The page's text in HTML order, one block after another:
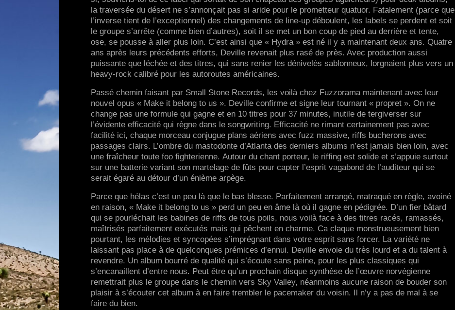
la traversée du désert ne s’annonçait pas si aride pour le prometteur quatuor. Fatalement (parce que
l’inverse tient de l’exceptionnel) des changements de line-up déboulent, les labels se perdent et soit
le groupe s’arrête (comme bien d’autres), soit il se met un bon coup de pied au derrière et tente,
ose, se pousse à aller plus loin. C’est ainsi que « Hydra » est né il y a maintenant deux ans. Quatre
ans après leurs précédents efforts, Deville revenait plus rasé de près. Avec production aussi
puissante que léchée et des titres, qui sans renier les dénivelés sablonneux, lorgnaient plus vers un
heavy-rock calibré pour les autoroutes américaines.
Passé chemin faisant par Small Stone Records, les voilà chez Fuzzorama maintenant avec leur
nouvel opus « Make it belong to us ». Deville confirme et signe leur tournant « propret ». On ne
change pas une formule qui gagne et en 10 titres pour 37 minutes, inutile de tergiverser sur
l’évidente efficacité qui règne dans le songwriting. Efficacité ne rimant certainement pas avec
facilité ici, chaque morceau conjugue plans aériens avec fuzz massive, riffs bucherons avec
passages clairs. L’ombre du mastodonte d’Atlanta des derniers albums n’est jamais bien loin, avec
une fraîcheur toute foo fighterienne. Autour du chant porteur, le riffing est solide et s’appuie surtout
sur une batterie variant son martelage de fûts pour capter l’esprit vagabond de l’auditeur qui se
serait égaré au détour d’un énième arpège.
Parce que hélas c’est un peu là que le bas blesse. Parfaitement arrangé, matraqué en règle, avoiné
en raison, « Make it belong to us » perd un peu en âme là où il gagne en pédigrée. D’un fier bâtard
qui se pourléchait les babines de riffs de tous poils, nous voilà face à des titres racés, ramassés,
maîtrisés parfaitement exécutés mais qui pêchent en charme. Ca claque monstrueusement bien
pourtant, les mélodies et syncopées s’imprégnant dans votre esprit sans forcer. La variété ne
laissant pas place à de quelconques prémices d’ennui. Deville envoie du très lourd et a du talent à
revendre. Un album bourré de qualité qui s’écoute sans peine, pour les plus classiques qui
s’encanaillent d’entre nous. Peut être qu’un prochain disque synthèse de l’œuvre norvégienne
remettrait plus le groupe dans le chemin vers Sky Valley, néanmoins aucune raison de bouder son
plaisir à s’écouter cet album à en faire trembler le pacemaker du voisin. Il n’y a pas de mal à se
faire du bien.